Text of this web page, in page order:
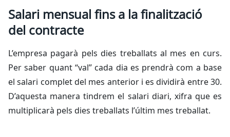
Salari mensual fins a la finalització
del contracte
L’empresa pagarà pels dies treballats al mes en curs.
Per saber quant “val” cada dia es prendrà com a base
el salari complet del mes anterior i es dividirà entre 30.
D’aquesta manera tindrem el salari diari, xifra que es
multiplicarà pels dies treballats l’últim mes treballat.